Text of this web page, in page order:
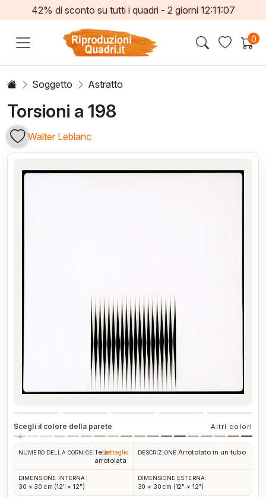
42% di sconto su tutti i quadri - 2 giorni 12:11:06
0
Soggetto Astratto
Torsioni a 198
Walter Leblanc
Scegli il colore della parete Altri colori
NUMERO DELLA CORNICE:Tela
arrotolata
Dettaglio DESCRIZIONE:Arrotolato in un tubo
DIMENSIONE INTERNA:
30 × 30 cm (12" × 12")
DIMENSIONE ESTERNA:
30 × 30 cm (12" × 12")